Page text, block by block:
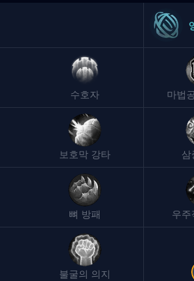
수호자
보호막 강타
뼈 방패
불굴의 의지
마법
삼
우주